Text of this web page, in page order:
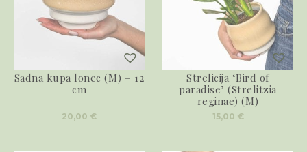
Sadna kupa lonec (M) – 12
cm
20,00 €
Strelicija ‘Bird of
paradise’ (Strelitzia
reginae) (M)
15,00 €